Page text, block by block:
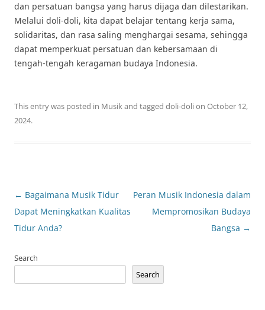
dan persatuan bangsa yang harus dijaga dan dilestarikan.
Melalui doli-doli, kita dapat belajar tentang kerja sama,
solidaritas, dan rasa saling menghargai sesama, sehingga
dapat memperkuat persatuan dan kebersamaan di
tengah-tengah keragaman budaya Indonesia.
This entry was posted in Musikand tagged doli-dolion October 12,
2024.
Post
navigation
← Bagaimana Musik Tidur
Dapat Meningkatkan Kualitas
Tidur Anda?
Peran Musik Indonesia dalam
Mempromosikan Budaya
Bangsa →
Search
Search